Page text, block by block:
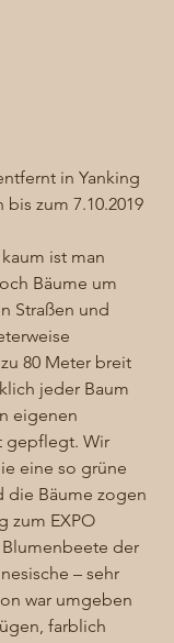
in Yanking
zum 7.10.2019
ist man
Bäume um
Straßen und
80 Meter breit
jeder Baum
eigenen
gepflegt. Wir
eine so grüne
die Bäume zogen
zum EXPO
der
– sehr
war umgeben
farblich